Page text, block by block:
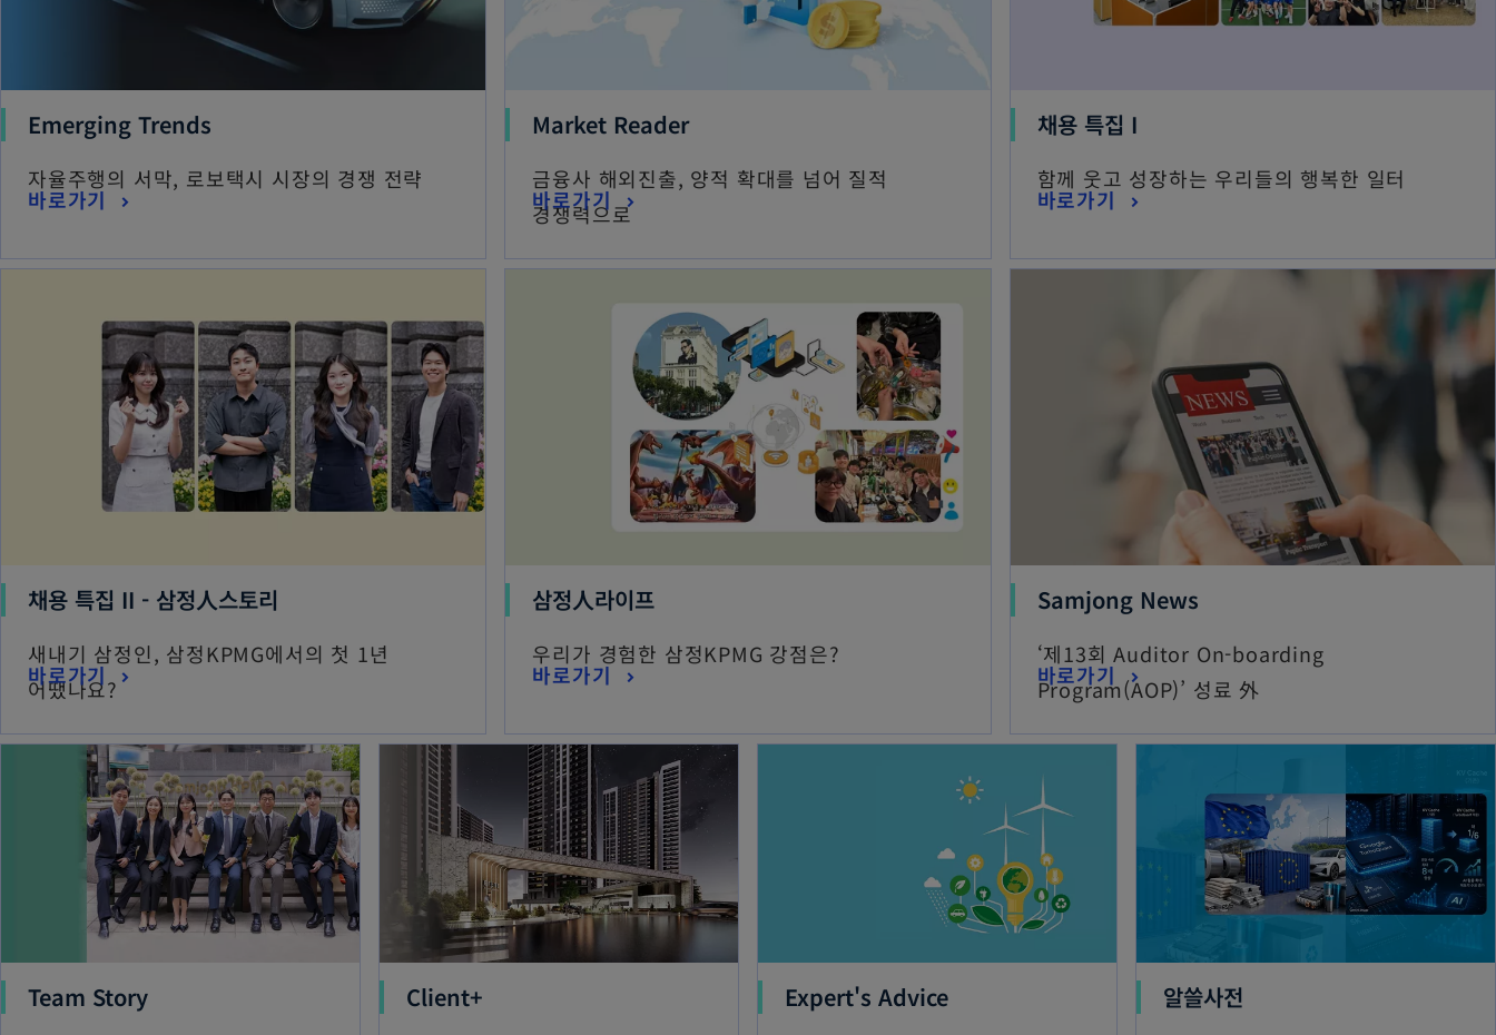
Emerging Trends
자율주행의 서막, 로보택시 시장의 경쟁 전략
바로가기
Market Reader
금융사 해외진출, 양적 확대를 넘어 질적
경쟁력으로
바로가기
채용 특집 I
함께 웃고 성장하는 우리들의 행복한 일터
바로가기
채용 특집 II - 삼정人스토리
새내기 삼정인, 삼정KPMG에서의 첫 1년
어땠나요?
바로가기
삼정人라이프
우리가 경험한 삼정KPMG 강점은?
바로가기
Samjong News
‘제13회 Auditor On-boarding
Program(AOP)’ 성료 外
바로가기
Team Story Client+ Expert's Advice 알쓸사전